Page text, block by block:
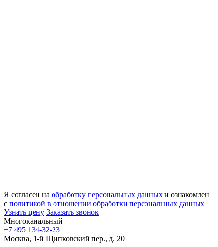
Я согласен на обработку персональных данных и ознакомлен
с политикой в отношении обработки персональных данных
Узнать цену Заказать звонок
Многоканальный
+7 495 134-32-23
Москва, 1-й Щипковский пер., д. 20